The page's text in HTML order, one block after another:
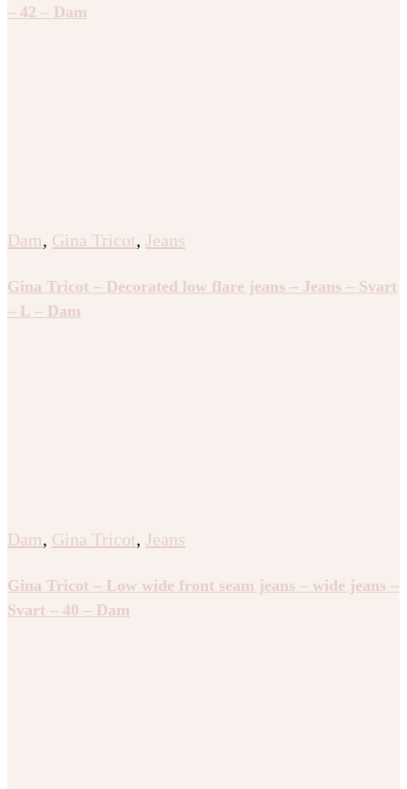
– 42 – Dam
Dam, Gina Tricot, Jeans
Gina Tricot – Decorated low flare jeans – Jeans – Svart
– L – Dam
Dam, Gina Tricot, Jeans
Gina Tricot – Low wide front seam jeans – wide jeans –
Svart – 40 – Dam